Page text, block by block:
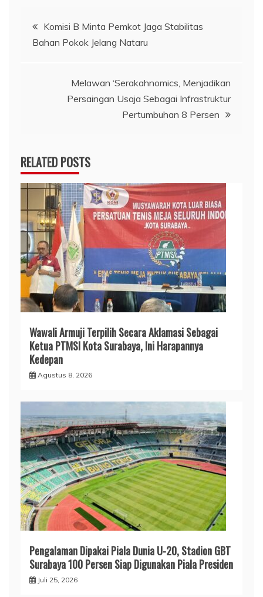
Navigasi
pos
Komisi B Minta Pemkot Jaga Stabilitas
Bahan Pokok Jelang Nataru
Melawan ‘Serakahnomics, Menjadikan
Persaingan Usaja Sebagai Infrastruktur
Pertumbuhan 8 Persen
RELATED POSTS
Wawali Armuji Terpilih Secara Aklamasi Sebagai
Ketua PTMSI Kota Surabaya, Ini Harapannya
Kedepan
Agustus 8, 2026
Pengalaman Dipakai Piala Dunia U-20, Stadion GBT
Surabaya 100 Persen Siap Digunakan Piala Presiden
Juli 25, 2026